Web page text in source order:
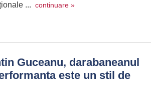
... continuare »
Guceanu, darabaneanul
este un stil de